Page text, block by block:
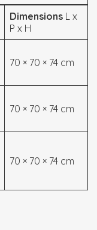
Dimensions L x
P x H
70 × 70 × 74 cm
70 × 70 × 74 cm
70 × 70 × 74 cm